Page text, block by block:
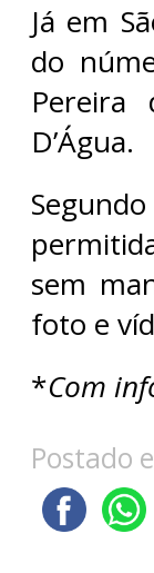
Já em
do
D’Água.
sem
foto e
*Com
Postado